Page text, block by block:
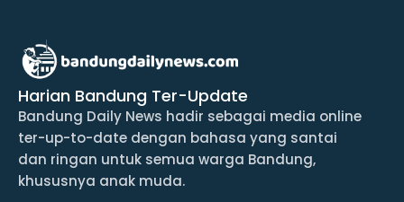
Harian Bandung Ter-Update
Bandung Daily News hadir sebagai media online
ter-up-to-date dengan bahasa yang santai
dan ringan untuk semua warga Bandung,
khususnya anak muda.